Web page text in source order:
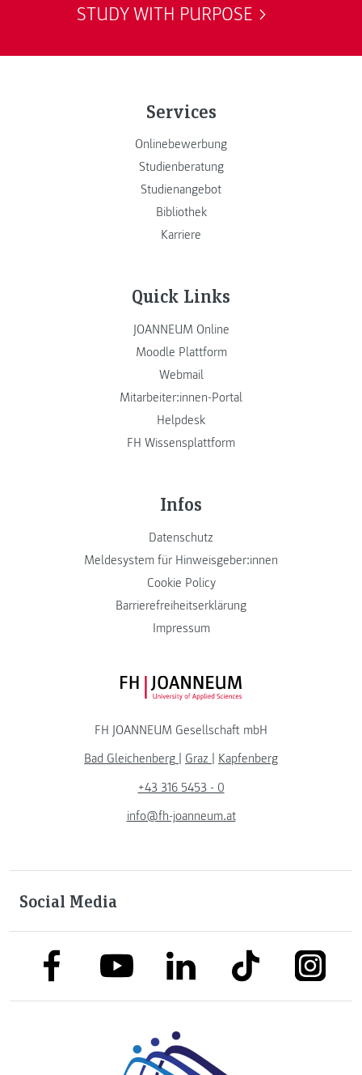
STUDY WITH PURPOSE
Services
Onlinebewerbung
Studienberatung
Studienangebot
Bibliothek
Karriere
Quick Links
JOANNEUM Online
Moodle Plattform
Webmail
Mitarbeiter:innen-Portal
Helpdesk
FH Wissensplattform
Infos
Datenschutz
Meldesystem für Hinweisgeber:innen
Cookie Policy
Barrierefreiheitserklärung
Impressum
FH JOANNEUM Logo
FH JOANNEUM Gesellschaft mbH
Bad Gleichenberg
Graz
Kapfenberg
+43 316 5453 - 0
info@fh-joanneum.at
Social Media
link to facebooklink to youtubelink to linkedinlink to tiktok